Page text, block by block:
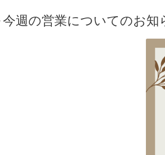
今週の営業についてのお知